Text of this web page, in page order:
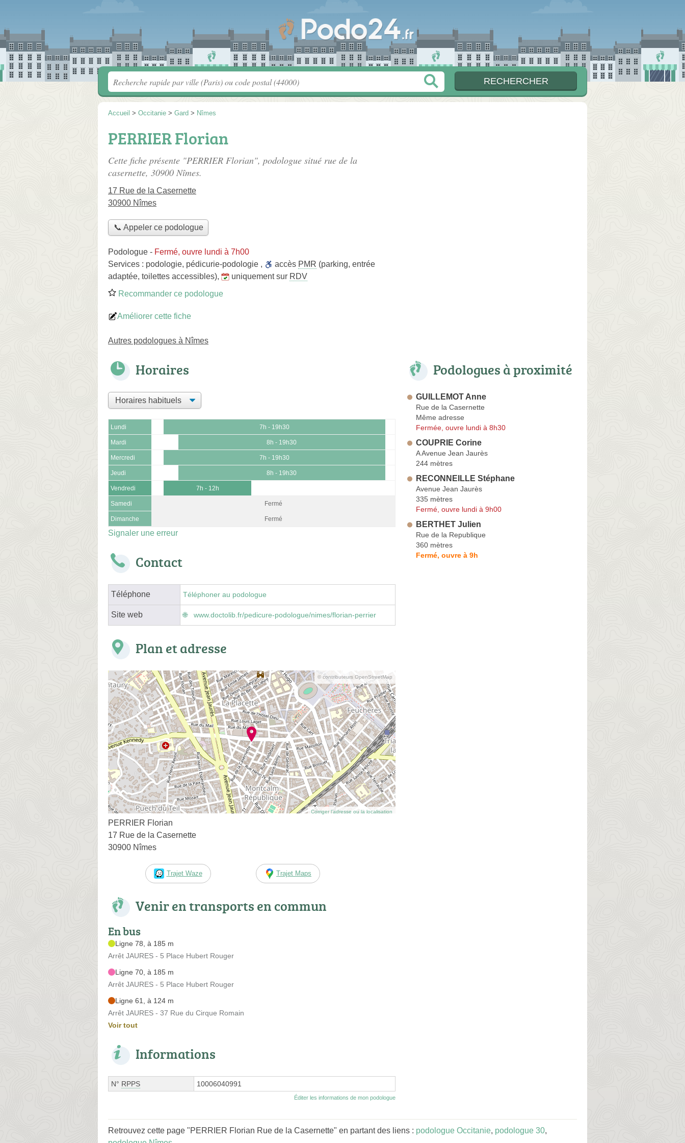
Accueil > Occitanie > Gard > Nîmes
PERRIER Florian
Cette fiche présente "PERRIER Florian", podologue situé rue de la
casernette, 30900 Nîmes.
17 Rue de la Casernette
30900 Nîmes
📞 Appeler ce podologue
Podologue - Fermé, ouvre lundi à 7h00
Services : podologie, pédicurie-podologie , accès PMR (parking, entrée
adaptée, toilettes accessibles), uniquement sur RDV
Recommander ce podologue
Améliorer cette fiche
Autres podologues à Nîmes
Horaires
Lundi 7h - 19h30
Mardi 8h - 19h30
Mercredi 7h - 19h30
Jeudi 8h - 19h30
Vendredi 7h - 12h
Samedi Fermé
Dimanche Fermé
Signaler une erreur
Contact
Téléphone Téléphoner au podologue
Site web www.doctolib.fr/pedicure-podologue/nimes/florian-perrier
Plan et adresse
© contributeurs OpenStreetMap
Corriger l’adresse ou la localisation
PERRIER Florian
17 Rue de la Casernette
30900 Nîmes
Trajet Waze Trajet Maps
Venir en transports en commun
En bus
Ligne 78, à 185 m
Arrêt JAURES - 5 Place Hubert Rouger
Ligne 70, à 185 m
Arrêt JAURES - 5 Place Hubert Rouger
Ligne 61, à 124 m
Arrêt JAURES - 37 Rue du Cirque Romain
Voir tout
Informations
N° RPPS 10006040991
Éditer les informations de mon podologue
Podologues à proximité
GUILLEMOT Anne
Rue de la Casernette
Même adresse
Fermée, ouvre lundi à 8h30
COUPRIE Corine
A Avenue Jean Jaurès
244 mètres
RECONNEILLE Stéphane
Avenue Jean Jaurès
335 mètres
Fermé, ouvre lundi à 9h00
BERTHET Julien
Rue de la Republique
360 mètres
Fermé, ouvre à 9h
Retrouvez cette page "PERRIER Florian Rue de la Casernette" en partant des liens : podologue Occitanie, podologue 30,